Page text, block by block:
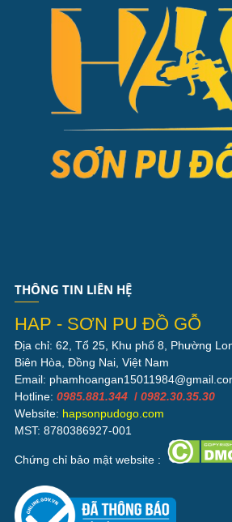
THÔNG TIN LIÊN HỆ
HAP - SƠN PU ĐỒ GỖ
Địa chỉ: 62, Tổ 25, Khu phố 8, Phường
Biên Hòa, Đồng Nai, Việt Nam
Email:
Hotline: 0985.881.344/ 0982.30.35.30
Website: hapsonpudogo.com
MST: 8780386927-001
Chứng chỉ bảo mật website :